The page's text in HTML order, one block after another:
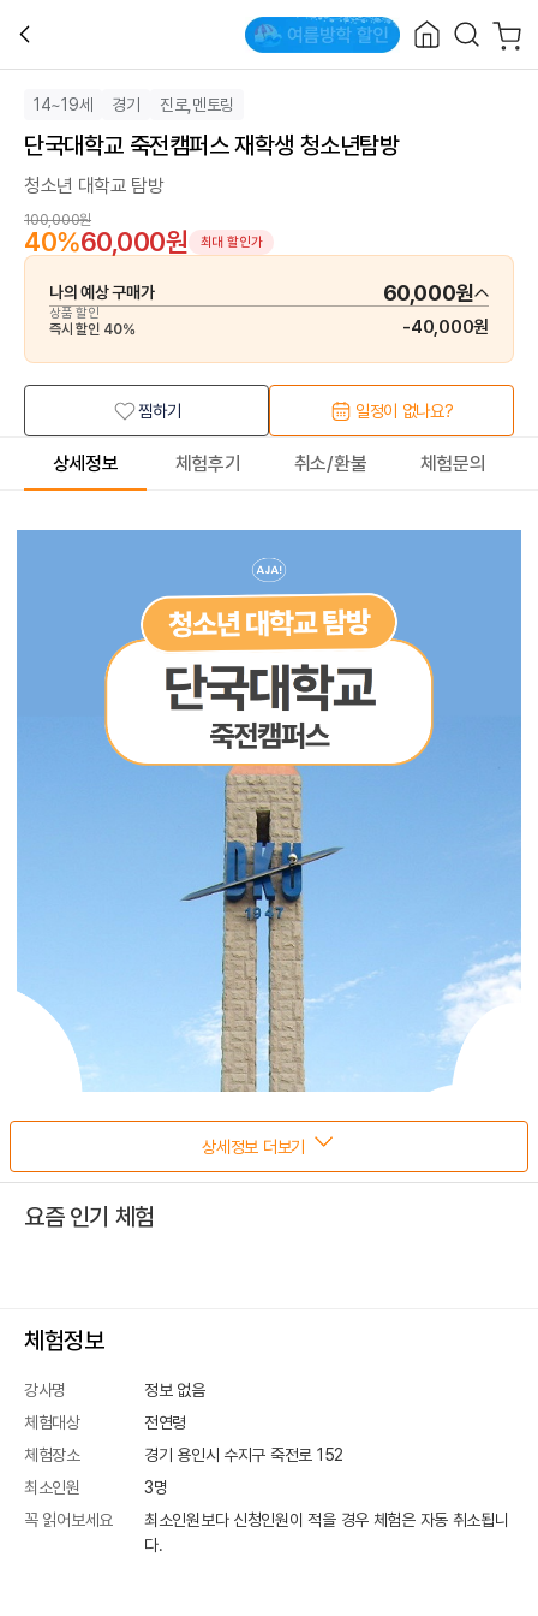
14~19세 경기 진로,멘토링
단국대학교 죽전캠퍼스 재학생 청소년탐방
청소년 대학교 탐방
100,000원
40%60,000원 최대 할인가
나의 예상 구매가 60,000원
상품 할인
즉시 할인 40% -40,000원
찜하기 일정이 없나요?
상세정보 체험후기 취소/환불 체험문의
상세정보 더보기
요즘 인기 체험
체험정보
강사명
정보 없음
체험대상
전연령
체험장소
경기 용인시 수지구 죽전로 152
최소인원
3명
꼭 읽어보세요
최소인원보다 신청인원이 적을 경우 체험은 자동 취소됩니
다.